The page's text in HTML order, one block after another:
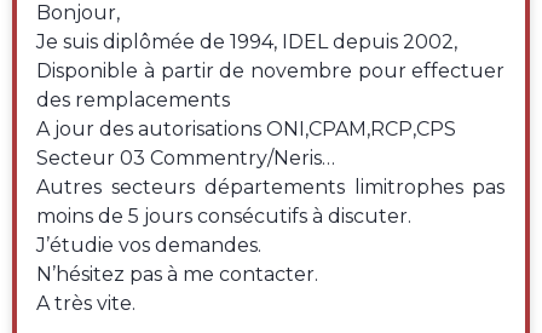
Bonjour,
Je suis diplômée de 1994, IDEL depuis 2002,
Disponible à partir de novembre pour effectuer
des remplacements
A jour des autorisations ONI,CPAM,RCP,CPS
Secteur 03 Commentry/Neris…
Autres secteurs départements limitrophes pas
moins de 5 jours consécutifs à discuter.
J’étudie vos demandes.
N’hésitez pas à me contacter.
A très vite.